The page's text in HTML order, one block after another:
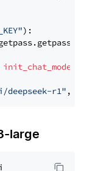
):
init_chat_model
deepseek-r1" ,
large